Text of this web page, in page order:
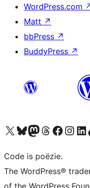
WordPress.com
Matt ↗
bbPress ↗
BuddyPress ↗
Bezoek ons X (voorheen Twitter) account
Bezoek ons Bluesky account
Bezoek ons Mastodon account
Bezoek ons Threads account
Onze Facebook
Bezoek ons
Code is poëzie.
The WordPress®